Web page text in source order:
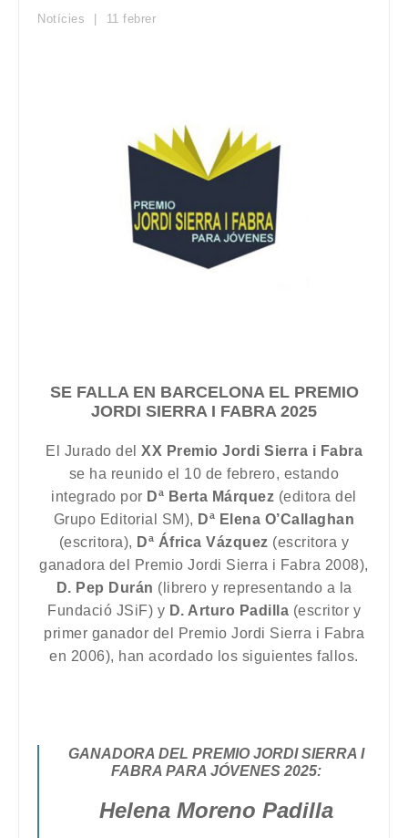
Notícies 11 febrer
SE FALLA EN BARCELONA EL PREMIO
JORDI SIERRA I FABRA 2025
El Jurado del XX Premio Jordi Sierra i Fabra
se ha reunido el 10 de febrero, estando
integrado por Dª Berta Márquez (editora del
Grupo Editorial SM), Dª Elena O’Callaghan
(escritora), Dª África Vázquez (escritora y
ganadora del Premio Jordi Sierra i Fabra 2008),
D. Pep Durán (librero y representando a la
Fundació JSiF) y D. Arturo Padilla (escritor y
primer ganador del Premio Jordi Sierra i Fabra
en 2006), han acordado los siguientes fallos.
GANADORA DEL PREMIO JORDI SIERRA I
FABRA PARA JÓVENES 2025:
Helena Moreno Padilla